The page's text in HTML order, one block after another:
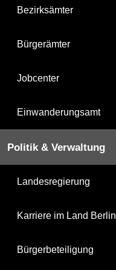
Bezirksämter
Bürgerämter
Jobcenter
Einwanderungsamt
Politik & Verwaltung
Landesregierung
Karriere im Land Berlin
Bürgerbeteiligung